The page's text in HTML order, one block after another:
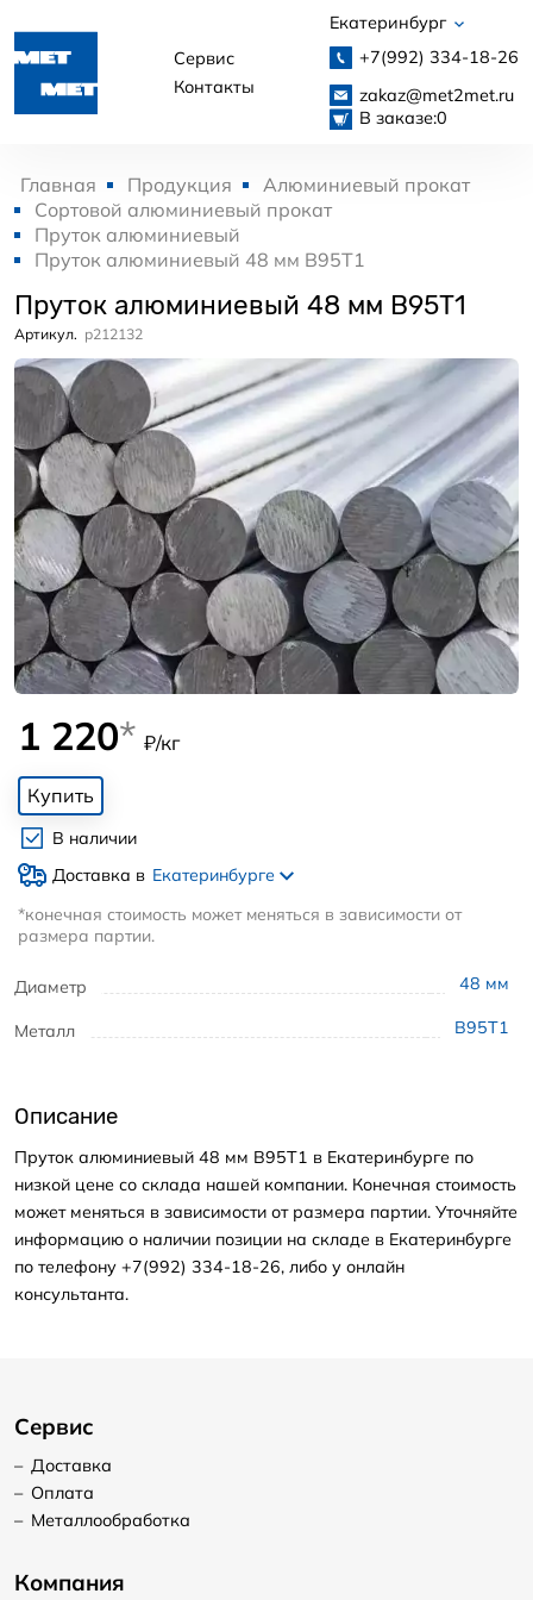
Сервис
Контакты
Екатеринбург
+7(992) 334-18-26
zakaz@met2met.ru
В заказе:0
Главная Продукция
Алюминиевый прокат
Сортовой алюминиевый прокат
Пруток алюминиевый
Пруток алюминиевый 48 мм В95Т1
Пруток алюминиевый 48 мм В95Т1
Артикул. p212132
Диаметр 48 мм
Металл В95Т1
1 220* ₽/кг
Купить
В наличии
Доставка в Екатеринбурге
*конечная стоимость может меняться в зависимости от
размера партии.
Описание
Пруток алюминиевый 48 мм В95Т1 в Екатеринбурге по
низкой цене со склада нашей компании. Конечная стоимость
может меняться в зависимости от размера партии. Уточняйте
информацию о наличии позиции на складе в Екатеринбурге
по телефону +7(992) 334-18-26, либо у онлайн
консультанта.
Сервис
– Доставка
– Оплата
– Металлообработка
Компания